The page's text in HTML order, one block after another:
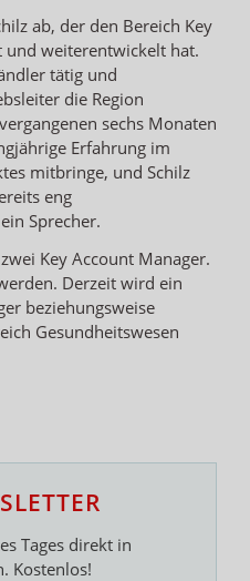
ab, der den Bereich Key
und weiterentwickelt hat.
tätig und
die Region
sechs Monaten
Erfahrung im
mitbringe, und Schilz
eng
Sprecher.
Key Account Manager.
Derzeit wird ein
beziehungsweise
Gesundheitswesen
Tages direkt in
Kostenlos!